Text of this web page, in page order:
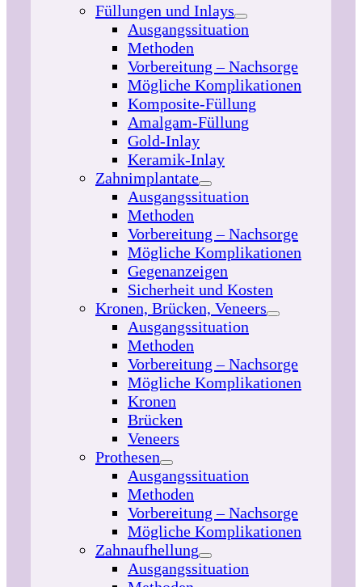
Füllungen und Inlays
Ausgangssituation
Methoden
Vorbereitung – Nachsorge
Mögliche Komplikationen
Komposite-Füllung
Amalgam-Füllung
Gold-Inlay
Keramik-Inlay
Zahnimplantate
Ausgangssituation
Methoden
Vorbereitung – Nachsorge
Mögliche Komplikationen
Gegenanzeigen
Sicherheit und Kosten
Kronen, Brücken, Veneers
Ausgangssituation
Methoden
Vorbereitung – Nachsorge
Mögliche Komplikationen
Kronen
Brücken
Veneers
Prothesen
Ausgangssituation
Methoden
Vorbereitung – Nachsorge
Mögliche Komplikationen
Zahnaufhellung
Ausgangssituation